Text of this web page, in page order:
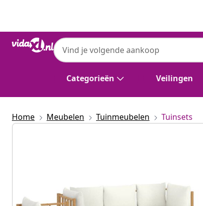
Categorieën Veilingen
Home Meubelen Tuinmeubelen Tuinsets